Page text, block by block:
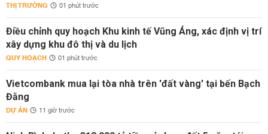
THỊ TRƯỜNG 01 phút trước
Điều chỉnh quy hoạch Khu kinh tế Vũng Áng, xác định vị trí
xây dựng khu đô thị và du lịch
QUY HOẠCH 01 phút trước
Vietcombank mua lại tòa nhà trên 'đất vàng' tại bến Bạch
Đằng
DỰ ÁN 11 giờ trước